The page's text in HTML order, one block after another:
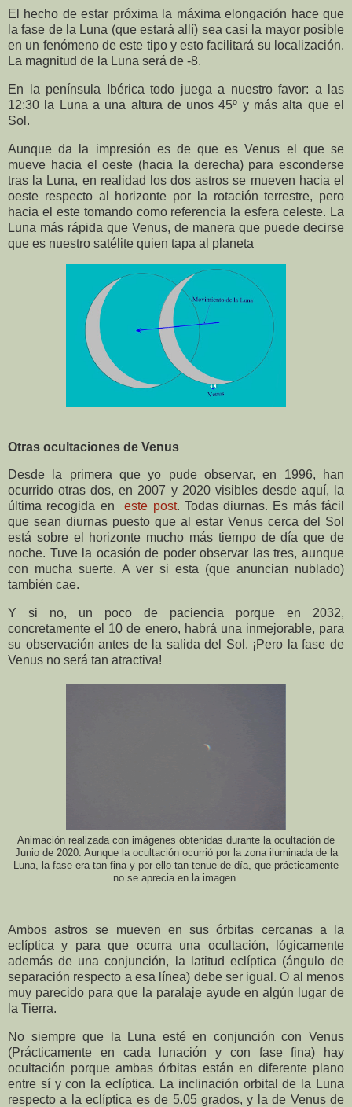
El hecho de estar próxima la máxima elongación hace que
la fase de la Luna (que estará allí) sea casi la mayor posible
en un fenómeno de este tipo y esto facilitará su localización.
La magnitud de la Luna será de -8.
En la península Ibérica todo juega a nuestro favor: a las
12:30 la Luna a una altura de unos 45º y más alta que el
Sol.
Aunque da la impresión es de que es Venus el que se
mueve hacia el oeste (hacia la derecha) para esconderse
tras la Luna, en realidad los dos astros se mueven hacia el
oeste respecto al horizonte por la rotación terrestre, pero
hacia el este tomando como referencia la esfera celeste. La
Luna más rápida que Venus, de manera que puede decirse
que es nuestro satélite quien tapa al planeta
Otras ocultaciones de Venus
Desde la primera que yo pude observar, en 1996, han
ocurrido otras dos, en 2007 y 2020 visibles desde aquí, la
última recogida en
este post. Todas diurnas. Es más fácil
que sean diurnas puesto que al estar Venus cerca del Sol
está sobre el horizonte mucho más tiempo de día que de
noche. Tuve la ocasión de poder observar las tres, aunque
con mucha suerte. A ver si esta (que anuncian nublado)
también cae.
Y si no, un poco de paciencia porque en 2032,
concretamente el 10 de enero, habrá una inmejorable, para
su observación antes de la salida del Sol. ¡Pero la fase de
Venus no será tan atractiva!
Animación realizada con imágenes obtenidas durante la ocultación de
Junio de 2020. Aunque la ocultación ocurrió por la zona iluminada de la
Luna, la fase era tan fina y por ello tan tenue de día, que prácticamente
no se aprecia en la imagen.
Ambos astros se mueven en sus órbitas cercanas a la
eclíptica y para que ocurra una ocultación, lógicamente
además de una conjunción, la latitud eclíptica (ángulo de
separación respecto a esa línea) debe ser igual. O al menos
muy parecido para que la paralaje ayude en algún lugar de
la Tierra.
No siempre que la Luna esté en conjunción con Venus
(Prácticamente en cada lunación y con fase fina) hay
ocultación porque ambas órbitas están en diferente plano
entre sí y con la eclíptica. La inclinación orbital de la Luna
respecto a la eclíptica es de 5.05 grados, y la de Venus de